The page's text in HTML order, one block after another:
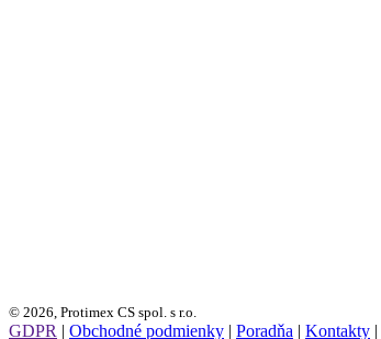
© 2026, Protimex CS spol. s r.o.
GDPR | Obchodné podmienky | Poradňa | Kontakty |